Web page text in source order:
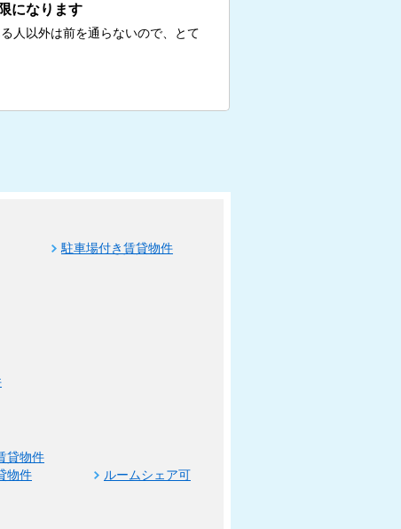
になります
人以外は前を通らないので、とて
駐車場付き賃貸物件
貸物件
物件
ルームシェア可